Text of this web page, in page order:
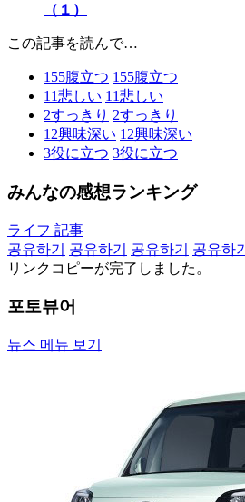
（１）
この記事を読んで…
155腹立つ 155腹立つ
11悲しい 11悲しい
2すっきり 2すっきり
12興味深い 12興味深い
3役に立つ 3役に立つ
みんなの感想ランキング
ライフ 記事
공유하기
공유하기 공유하기 공유하기
リンクコピーが完了しました。
포토뷰어
뉴스 메뉴 보기